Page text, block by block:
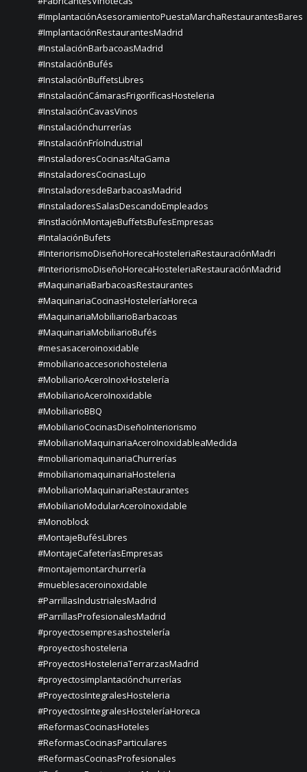
#ImplantaciónAsesoramientoPuestaMarchaRestaurantesBares
#ImplantaciónRestaurantesMadrid
#InstalaciónBarbacoasMadrid
#InstalaciónBufés
#InstalaciónBuffetsLibres
#InstalaciónCámarasFrigoríficasHosteleria
#InstalaciónCavasVinos
#instalaciónchurrerías
#InstalaciónFríoIndustrial
#InstaladoresCocinasAltaGama
#InstaladoresCocinasLujo
#InstaladoresdeBarbacoasMadrid
#InstaladoresSalasDescandoEmpleados
#InstlaciónMontajeBuffetsBufesEmpresas
#IntalaciónBufets
#InteriorismoDiseñoHorecaHosteleriaRestauraciónMadri
#InteriorismoDiseñoHorecaHosteleriaRestauraciónMadrid
#MaquinariaBarbacoasRestaurantes
#MaquinariaCocinasHosteleríaHoreca
#MaquinariaMobiliarioBarbacoas
#MaquinariaMobiliarioBufés
#mesasaceroinoxidable
#mobiliarioaccesoriohosteleria
#MobiliarioAceroInoxHostelería
#MobiliarioAceroInoxidable
#MobiliarioBBQ
#MobiliarioCocinasDiseñoInteriorismo
#MobiliarioMaquinariaAceroInoxidableaMedida
#mobiliariomaquinariaChurrerías
#mobiliariomaquinariaHosteleria
#MobiliarioMaquinariaRestaurantes
#MobiliarioModularAceroInoxidable
#Monoblock
#MontajeBufésLibres
#MontajeCafeteríasEmpresas
#montajemontarchurrería
#mueblesaceroinoxidable
#ParrillasIndustrialesMadrid
#ParrillasProfesionalesMadrid
#proyectosempresashostelería
#proyectoshosteleria
#ProyectosHosteleriaTerrarzasMadrid
#proyectosimplantaciónchurrerías
#ProyectosIntegralesHosteleria
#ProyectosIntegralesHosteleríaHoreca
#ReformasCocinasHoteles
#ReformasCocinasParticulares
#ReformasCocinasProfesionales